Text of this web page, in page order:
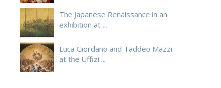
The Japanese Renaissance in an
exhibition at ...
Luca Giordano and Taddeo Mazzi
at the Uffizi ...